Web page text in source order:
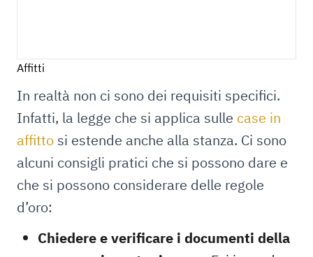
Affitti
In realtà non ci sono dei requisiti specifici.
Infatti, la legge che si applica sulle case in
affitto si estende anche alla stanza. Ci sono
alcuni consigli pratici che si possono dare e
che si possono considerare delle regole
d’oro:
Chiedere e verificare i documenti della